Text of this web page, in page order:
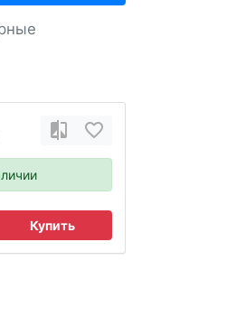
Купить